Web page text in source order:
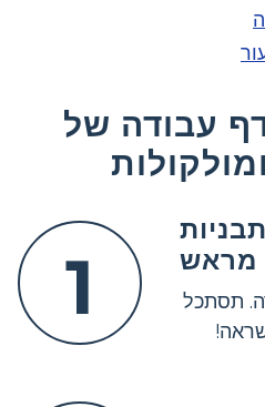
עבודה של
1
מראש
תסתכל